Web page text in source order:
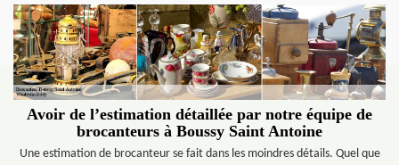
Avoir de l’estimation détaillée par notre équipe de
brocanteurs à Boussy Saint Antoine
Une estimation de brocanteur se fait dans les moindres détails. Quel que